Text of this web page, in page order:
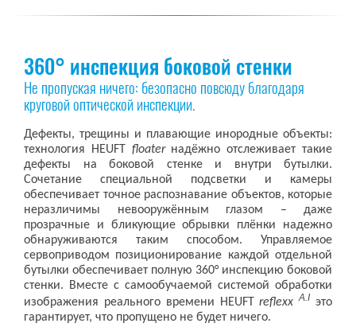
360° инспекция боковой стенки
Не пропуская ничего: безопасно повсюду благодаря
круговой оптической инспекции.
Дефекты, трещины и плавающие инородные объекты:
технология HEUFT
floater надёжно отслеживает такие
дефекты на боковой стенке и внутри бутылки.
Сочетание специальной подсветки и камеры
обеспечивает точное распознавание объектов, которые
неразличимы невооружённым глазом – даже
прозрачные и бликующие обрывки плёнки надежно
обнаруживаются таким способом. Управляемое
сервоприводом позиционирование каждой отдельной
бутылки обеспечивает полную 360° инспекцию боковой
стенки. Вместе с самообучаемой системой обработки
изображения реального времени HEUFTreflexxA.I это
гарантирует, что пропущено не будет ничего.